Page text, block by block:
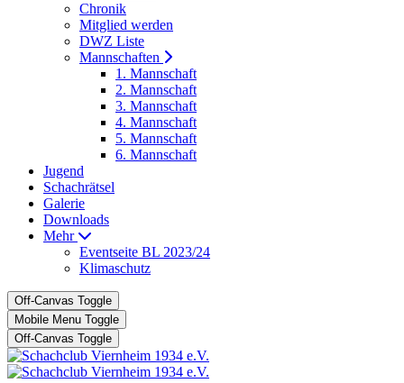
Chronik
Mitglied werden
DWZ Liste
Mannschaften
1. Mannschaft
2. Mannschaft
3. Mannschaft
4. Mannschaft
5. Mannschaft
6. Mannschaft
Jugend
Schachrätsel
Galerie
Downloads
Mehr
Eventseite BL 2023/24
Klimaschutz
Off-Canvas Toggle
Mobile Menu Toggle
Off-Canvas Toggle